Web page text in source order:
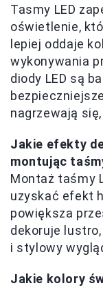
Tasmy LED
oświetlenie,
lepiej oddaje
wykonywania
diody LED są
nagrzewają
Jakie efekty
montując
Montaż taśmy
uzyskać efekt
powiększa
dekoruje
i stylowy
Jakie kolory